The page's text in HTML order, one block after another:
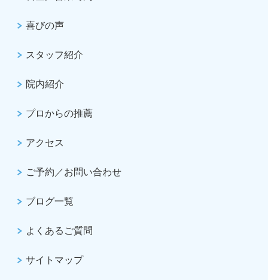
喜びの声
スタッフ紹介
院内紹介
プロからの推薦
アクセス
ご予約／お問い合わせ
ブログ一覧
よくあるご質問
サイトマップ